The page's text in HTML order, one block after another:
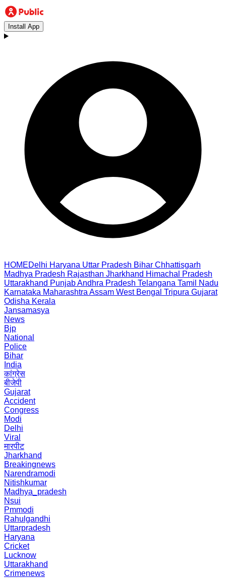
Install App
HOMEDelhi Haryana Uttar Pradesh Bihar Chhattisgarh
Madhya Pradesh Rajasthan Jharkhand Himachal Pradesh
Uttarakhand PunjabAndhra Pradesh Telangana Tamil Nadu
Karnataka Maharashtra Assam West Bengal Tripura Gujarat
Odisha Kerala
Jansamasya
News
Bjp
National
Police
Bihar
India
कांग्रेस
बीजेपी
Gujarat
Accident
Congress
Modi
Delhi
Viral
मारपीट
Jharkhand
Breakingnews
Narendramodi
Nitishkumar
Madhya_pradesh
Nsui
Pmmodi
Rahulgandhi
Uttarpradesh
Haryana
Cricket
Lucknow
Uttarakhand
Crimenews